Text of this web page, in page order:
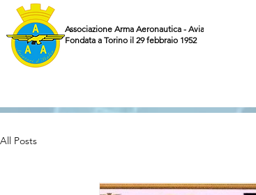
Associazione Arma Aeronautica - Aviatori d'Italia ETS
Fondata a Torino il 29 febbraio 1952
All Posts